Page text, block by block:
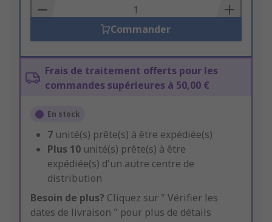
Basket
Commander
Frais de traitement offerts pour les
commandes supérieures à 50,00 €
En stock
7 unité(s) prête(s) à être expédiée(s)
Plus 10 unité(s) prête(s) à être
expédiée(s) d'un autre centre de
distribution
Besoin de plus? Cliquez sur " Vérifier les
dates de livraison " pour plus de détails